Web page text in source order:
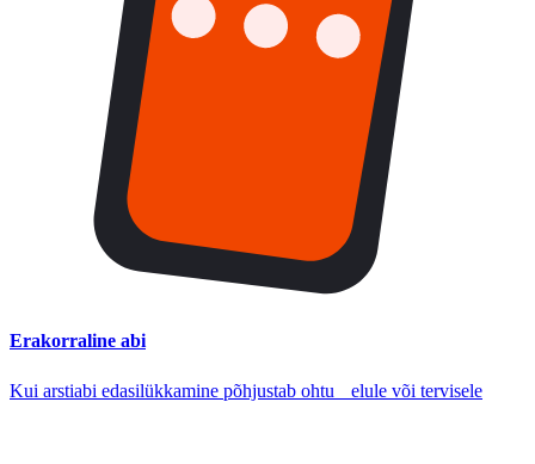
Erakorraline abi
Kui arstiabi edasilükkamine põhjustab ohtu elule või tervisele